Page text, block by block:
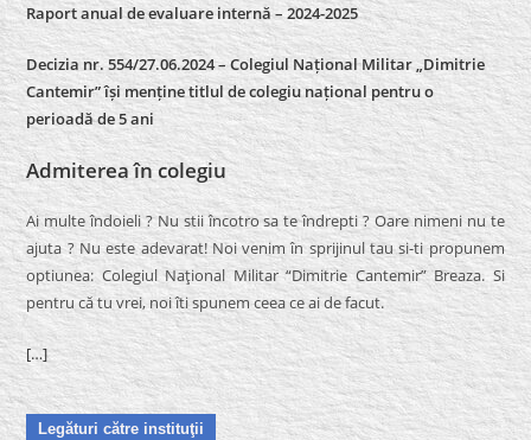
Raport anual de evaluare internă –2024-2025
Decizia nr. 554/27.06.2024 – Colegiul Național Militar „Dimitrie
Cantemir” își menține titlul de colegiu național pentru o
perioadă de 5 ani
Admiterea în colegiu
Ai multe îndoieli ? Nu stii încotro sa te îndrepti ? Oare nimeni nu te
ajuta ? Nu este adevarat! Noi venim în sprijinul tau si-ti propunem
optiunea: Colegiul Naţional Militar “Dimitrie Cantemir” Breaza. Si
pentru că tu vrei, noi îti spunem ceea ce ai de facut.
[…]
Legături către instituţii